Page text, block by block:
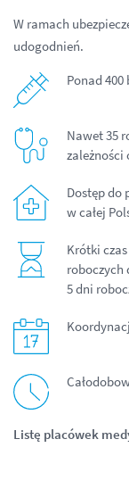
W ramach
udogodnień.
Ponad
Nawet 35
zależności
Dostęp do
w całej
Krótki
roboczych
5 dni
Listę placówek